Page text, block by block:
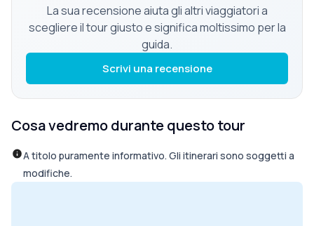
La sua recensione aiuta gli altri viaggiatori a
scegliere il tour giusto e significa moltissimo per la
guida.
Scrivi una recensione
Cosa vedremo durante questo tour
A titolo puramente informativo. Gli itinerari sono soggetti a
modifiche.